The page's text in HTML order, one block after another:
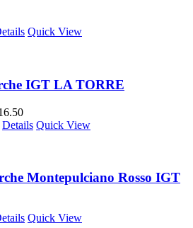
Quick View
IGT LA TORRE
Preisspanne:
CHF 12.00
Details Quick View
Montepulciano Rosso IGT
Quick View